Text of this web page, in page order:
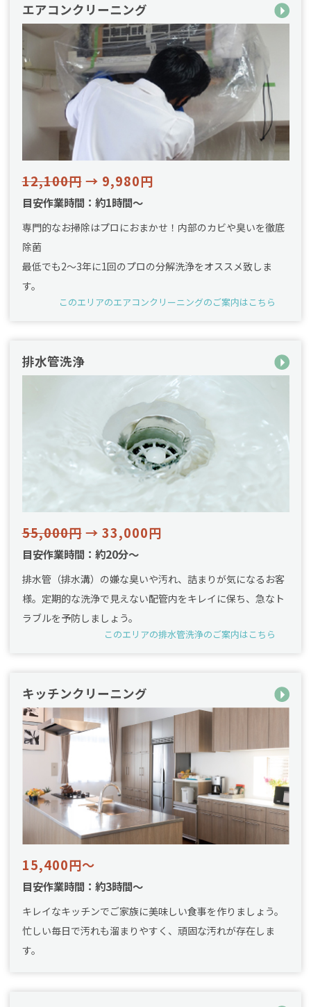
エアコンクリーニング
12,100円→ 9,980円
目安作業時間：約1時間～
専門的なお掃除はプロにおまかせ！内部のカビや臭いを徹底
除菌
最低でも2〜3年に1回のプロの分解洗浄をオススメ致しま
す。
このエリアのエアコンクリーニングのご案内はこちら
排水管洗浄
55,000円→ 33,000円
目安作業時間：約20分～
排水管（排水溝）の嫌な臭いや汚れ、詰まりが気になるお客
様。定期的な洗浄で見えない配管内をキレイに保ち、急なト
ラブルを予防しましょう。
このエリアの排水管洗浄のご案内はこちら
キッチンクリーニング
15,400円～
目安作業時間：約3時間～
キレイなキッチンでご家族に美味しい食事を作りましょう。
忙しい毎日で汚れも溜まりやすく、頑固な汚れが存在しま
す。